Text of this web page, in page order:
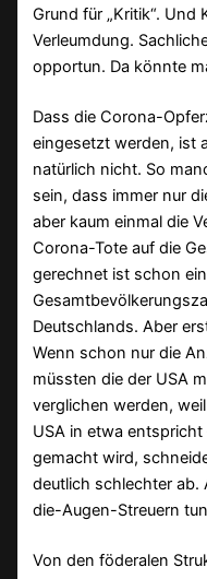
Grund für „Kritik“. Und
Verleumdung.
opportun. Da könnte
Dass die Corona-
eingesetzt werden, ist
natürlich nicht. So
sein, dass immer nur
aber kaum einmal die
Corona-Tote auf die
gerechnet ist schon
Deutschlands. Aber
Wenn schon nur die
müssten die der USA
verglichen werden,
USA in etwa
gemacht wird,
deutlich schlechter
die-Augen-Streuern
Von den föderalen